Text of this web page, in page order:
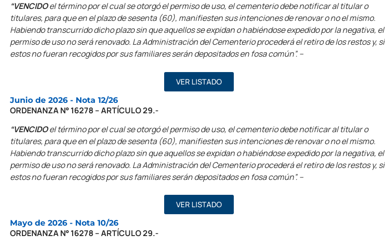
“VENCIDOel término por el cual se otorgó el permiso de uso, el cementerio debe notificar al titular o
titulares, para que en el plazo de sesenta (60), manifiesten sus intenciones de renovar o no el mismo.
Habiendo transcurrido dicho plazo sin que aquellos se expidan o habiéndose expedido por la negativa, el
permiso de uso no será renovado. La Administración del Cementerio procederá el retiro de los restos y, si
estos no fueran recogidos por sus familiares serán depositados en fosa común”. –
VER LISTADO
Junio de 2026 - Nota 12/26
ORDENANZA N° 16278 – ARTÍCULO 29.-
“VENCIDOel término por el cual se otorgó el permiso de uso, el cementerio debe notificar al titular o
titulares, para que en el plazo de sesenta (60), manifiesten sus intenciones de renovar o no el mismo.
Habiendo transcurrido dicho plazo sin que aquellos se expidan o habiéndose expedido por la negativa, el
permiso de uso no será renovado. La Administración del Cementerio procederá el retiro de los restos y, si
estos no fueran recogidos por sus familiares serán depositados en fosa común”. –
VER LISTADO
Mayo de 2026 - Nota 10/26
ORDENANZA N° 16278 – ARTÍCULO 29.-